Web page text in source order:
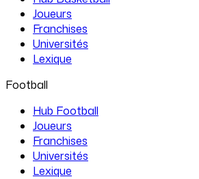
Joueurs
Franchises
Universités
Lexique
Football
Hub Football
Joueurs
Franchises
Universités
Lexique